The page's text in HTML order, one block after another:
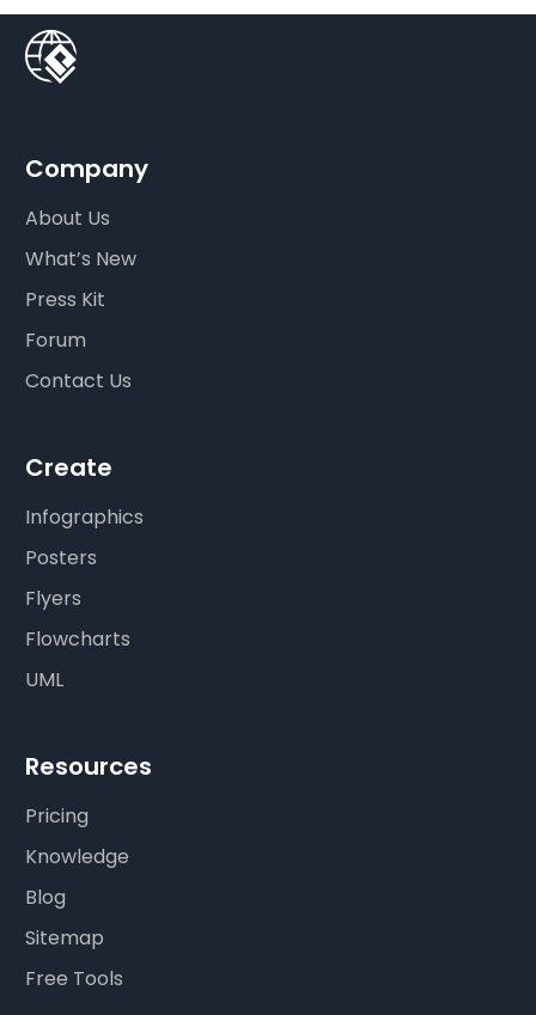
Company
About Us
What’s New
Press Kit
Forum
Contact Us
Create
Infographics
Posters
Flyers
Flowcharts
UML
Resources
Pricing
Knowledge
Blog
Sitemap
Free Tools